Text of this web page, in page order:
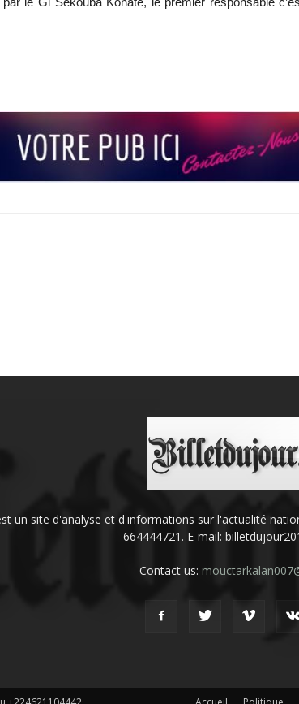
un site d'analyse et d'informations sur l'actualité
664444721. E-mail:
Contact us: